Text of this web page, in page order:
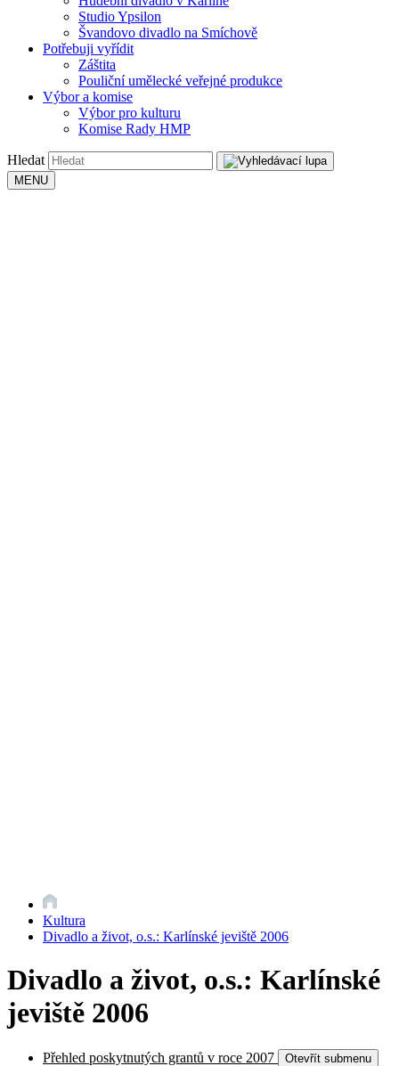
Studio Ypsilon
Švandovo divadlo na Smíchově
Potřebuji vyřídit
Záštita
Pouliční umělecké veřejné produkce
Výbor a komise
Výbor pro kulturu
Komise Rady HMP
Hledat
MENU
Kultura
Divadlo a život, o.s.: Karlínské jeviště 2006
Divadlo a život, o.s.: Karlínské
jeviště 2006
Přehled poskytnutých grantů v roce 2007 Otevřít submenu